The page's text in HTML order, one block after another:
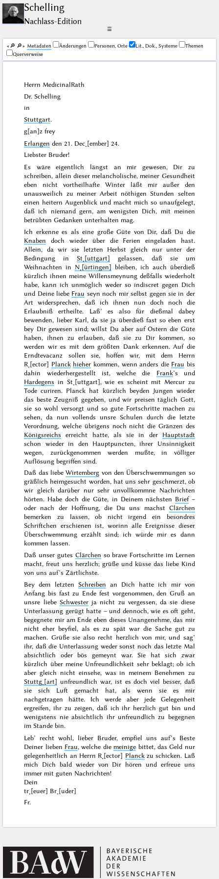
Schelling
Nachlass-Edition
☰
🔎︎ 🔎︎ Me­ta­da­ten Änderungen Personen, Orte Lit., Dok., Systeme
Themen
Querverweise
Herrn MedicinalRath
Dr. Schelling
in
Stuttgart.
g[an]z frey
Erlangen den 21. Dec˖[ember] 24.
Liebster Bruder!
Es wäre eigentlich längst an mir gewesen, Dir zu
schreiben, allein dieser melancholische, meiner Gesundheit
eben nicht vortheilhafte Winter läßt mir außer den
unausweilich zu meiner Arbeit nöthigen Stunden selten
einen heitern Augenblick und macht mich so unaufgelegt,
daß ich niemand gern, am wenigsten Dich, mit meinen
betrübten Gedanken unterhalten mag.
Ich erkenne es als eine große Güte von Dir, daß Du die
Knaben
doch wieder über die Ferien eingeladen hast.
Allein, da wir sie letzten Herbst gleich nur unter der
Bedingung in St˖[uttgart] gelassen, daß sie um
Weihnachten in N˖[ürtingen] bleiben, ich auch überdieß
kürzlich ihnen meine Willensmeynung deßfalls wiederholt
habe, kann ich unmöglich weder so indiscret gegen Dich
und Deine liebe Frau seyn noch mir selbst gegen sie in der
Art widersprechen, daß ich ihnen nun doch noch die
Erlaubniß ertheilte. Laß’ es also für dießmal dabey
bewenden, lieber Karl, da sie ja überdieß fast so eben erst
bey Dir gewesen sind; willst Du aber aufOstern die Güte
haben, ihnen zu erlauben,daß sie zu Dir kommen, so
werden wir es mit dem größten Dank erkennen. Auf die
Erndtevacanz sollen sie, hoffen wir, mit dem Herrn
R˖[ector] Planck hieher kommen, wenn anders die Frau bis
dahin wiederhergestellt ist, welche die Frank’s und
Hardegens in St˖[uttgart], wie es scheint mit Mercur zu
Tode curiren. Planck hat kürzlich beyden Jungen wieder
das beste Zeugniß gegeben, und wir preisen täglich Gott,
sie so wohl versorgt und so gute Fortschritte machen zu
sehen, da nun vollends unsre Schulen durch die letzte
Verordnung, welche übrigens noch nicht die Gränzen des
Königsreichs erreicht hatte, als sie in der Hauptstadt
schon wieder in den Hauptpuncten, ihrer Unsinnigkeit
wegen, zurückgenommen werden mußte, in völliger
Auflösung begriffen sind.
Daß das liebeWirtemberg von den Überschwemmungen so
gräßlich heimgesucht worden, hat uns sehr geschmerzt, ob
wir gleich darüber nur sehr unvollkommne Nachrichten
hörten. Habe doch die Güte, in Deinem nächsten Brief–
oder nach der Hoffnung, die Du uns machst Clärchen
bemerken zu lassen, ob nicht irgend ein besondres
Schriftchen erschienen ist, worinn alle Ereignisse dieser
Überschwemmung erzählt sind; ich würde mir es dann
kommen lassen.
Daß unser gutes Clärchen so brave Fortschritte im Lernen
macht, freut uns herzlich; grüße und küsse das liebe Kind
von uns auf’s Zärtlichste.
Bey dem letzten Schreiben an Dich hatte ich mir von
Anfang bis fast zu Ende fest vorgenommen, den Gruß an
unsre liebe Schwesterja nicht zu vergessen, da sie diese
Unterlassung gerügt hatte – und dennoch, wie es oft geht,
begegnete mir am Ende eben dieses Unangenehme, das mir
nicht eher beyfiel, als es zu spät war die Sache gut zu
machen. Grüße sie also recht herzlich von mir, und sag’
ihr, daß die Unterlassung weder sonst noch das letzte Mal
absichtlich oder bös gemeynt war. Sie hat sich zwar
kürzlich über meine Unfreundlichkeit sehr beklagt; ob ich
aber gleich nicht einsehe, was in meinem Benehmen zu
Stuttg˖[art] unfreundlich war, ist es doch viel besser, daß
sie sich Luft gemacht hat, als wenn sie es mir
nachgetragen hätte. Ich werde aber jede Gelegenheit
ergreifen, ihr zu zeigen, daß ich ihr herzlich gut bin und
wenigstens nie absichtlich ihr unfreundlich zu begegnen
im Stande bin.
Leb’ recht wohl, lieber Bruder, empfiel uns auf’s Beste
Deiner lieben Frau, welche die meinige bittet, das Geld nur
gelegenheitlich an Herrn R˖[ector] Planckzu schicken. Laß
mich Dich bald wieder von Dir hören und erfreue uns
immer mit guten Nachrichten!
Dein
tr˖[euer] Br˖[uder]
Fr.